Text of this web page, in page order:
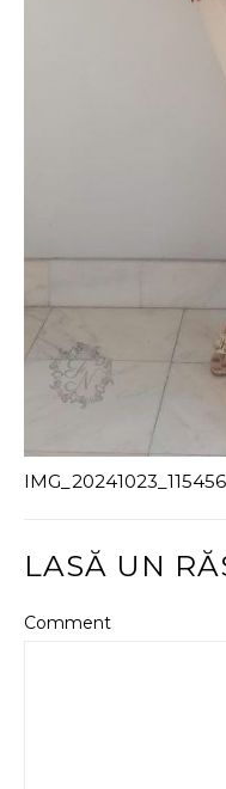
IMG_20241023_115456
LASĂ UN
Comment